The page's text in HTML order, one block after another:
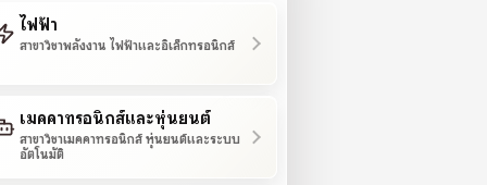
ไฟฟ้า
สาขาวิชาพลังงาน ไฟฟ้าและอิเล็กทรอนิกส์
เมคคาทรอนิกส์และหุ่นยนต์
สาขาวิชาเมคคาทรอนิกส์ หุ่นยนต์และระบบ
อัตโนมัติ